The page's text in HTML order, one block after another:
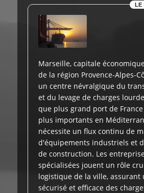
LE
Marseille, capitale
de la région Provence-Alpes-
un centre névralgique du
et du levage de charges
que plus grand port de
plus importants en
nécessite un flux continu de
d'équipements industriels et
de construction. Les
spécialisées jouent un rôle
logistique de la ville,
sécurisé et efficace des